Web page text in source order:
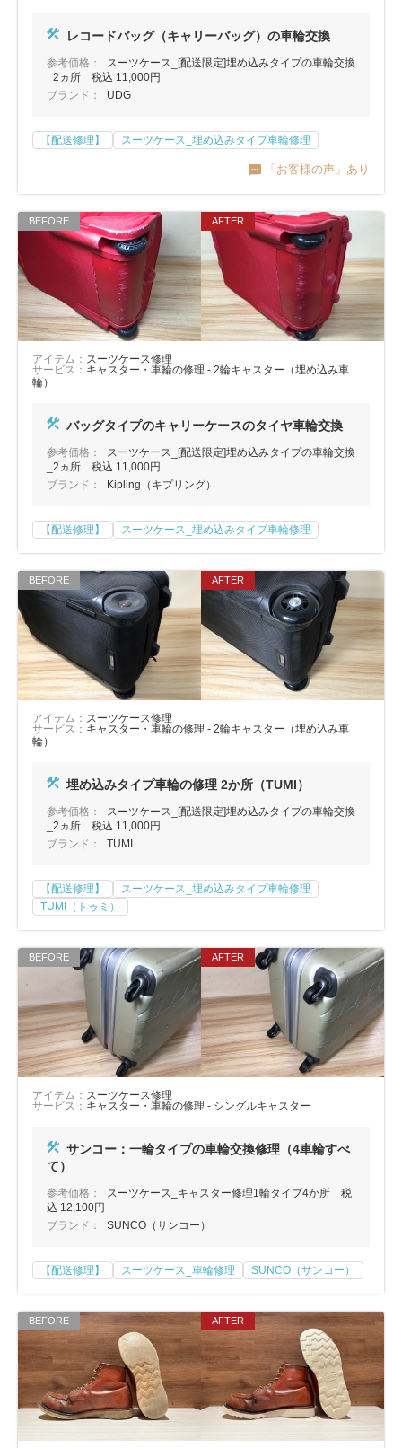
レコードバッグ（キャリーバッグ）の車輪交換
参考価格：
スーツケース_[配送限定]埋め込みタイプの車輪交換
_2ヵ所 税込 11,000円
ブランド：
UDG
【配送修理】 スーツケース_埋め込みタイプ車輪修理
「お客様の声」あり
アイテム： スーツケース修理
サービス： キャスター・車輪の修理 - 2輪キャスター（埋め込み車
輪）
バッグタイプのキャリーケースのタイヤ車輪交換
参考価格：
スーツケース_[配送限定]埋め込みタイプの車輪交換
_2ヵ所 税込 11,000円
ブランド：
Kipling（キプリング）
【配送修理】 スーツケース_埋め込みタイプ車輪修理
アイテム： スーツケース修理
サービス： キャスター・車輪の修理 - 2輪キャスター（埋め込み車
輪）
埋め込みタイプ車輪の修理 2か所（TUMI）
参考価格：
スーツケース_[配送限定]埋め込みタイプの車輪交換
_2ヵ所 税込 11,000円
ブランド：
TUMI
【配送修理】
スーツケース_埋め込みタイプ車輪修理
TUMI（トゥミ）
アイテム： スーツケース修理
サービス： キャスター・車輪の修理 - シングルキャスター
サンコー：一輪タイプの車輪交換修理（4車輪すべ
て）
参考価格：
スーツケース_キャスター修理1輪タイプ4か所 税
込 12,100円
ブランド：
SUNCO（サンコー）
【配送修理】 スーツケース_車輪修理 SUNCO（サンコー）